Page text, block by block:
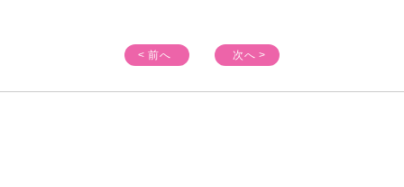
< 前へ 次へ >